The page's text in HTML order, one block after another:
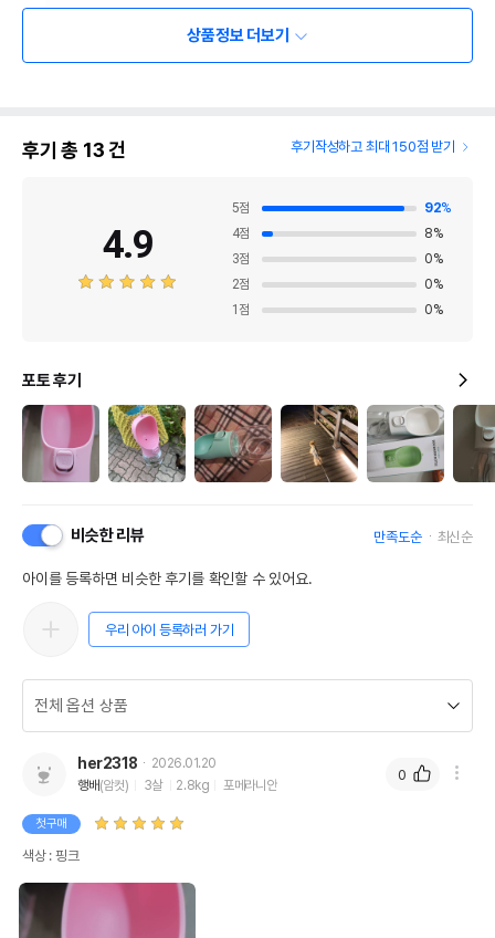
상품정보 더보기
후기 총 13건 후기작성하고 최대 150점 받기
4.9
5점 92%
4점 8%
3점 0%
2점 0%
1 점 0%
포토 후기
비슷한 리뷰 만족도순 최신순
아이를 등록하면 비슷한 후기를 확인할 수 있어요.
우리 아이 등록하러 가기
her2318
2026.01.20
행배(암컷) 3살 2.8kg 포메라니안
첫구매
색상 : 핑크
0